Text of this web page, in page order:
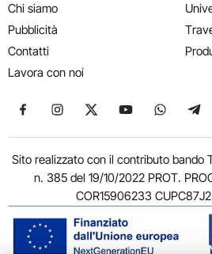
Chi siamo
Pubblicità
Contatti
Lavora con noi
Seguici su Facebook
Seguici su Instagram
Seguici su X
Seguici su
Seguici
Sito realizzato con il contributo bando
n. 385 del 19/10/2022 PROT.
COR15906233